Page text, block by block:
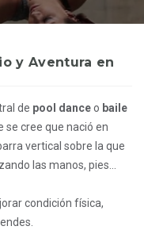
y Aventura en
de pool danceo baile
se cree que nació en
vertical sobre la que
las manos, pies...
condición física,